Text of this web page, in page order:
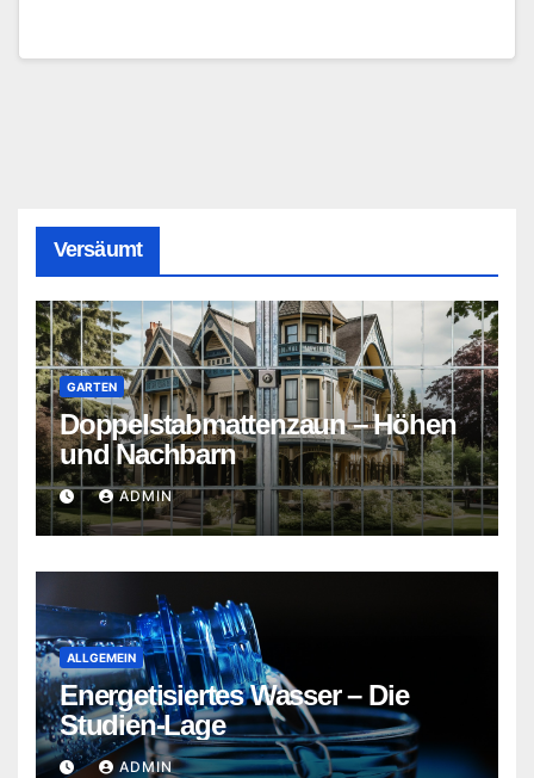
Versäumt
GARTEN
Doppelstabmattenzaun – Höhen
und Nachbarn
ADMIN
ALLGEMEIN
Energetisiertes Wasser – Die
Studien-Lage
ADMIN